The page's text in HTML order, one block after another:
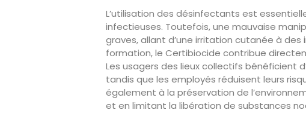
L’utilisation des désinfectants est
infectieuses. Toutefois, une mauvaise
graves, allant d’une irritation cutanée à
formation, le Certibiocide contribue
Les usagers des lieux collectifs bénéficient
tandis que les employés réduisent leurs
également à la préservation de
et en limitant la libération de substances